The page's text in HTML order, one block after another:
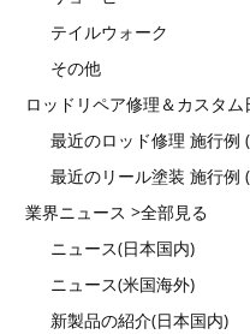
テイルウォーク
その他
ロッドリペア修理＆カスタム
最近のロッド修理 施行例
最近のリール塗装 施行例
業界ニュース >全部見る
ニュース(日本国内)
ニュース(米国海外)
新製品の紹介(日本国内)